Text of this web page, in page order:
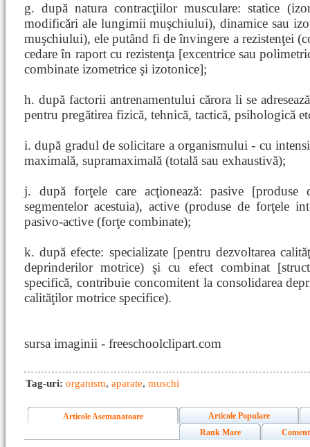
g. după natura contracţiilor musculare: statice
modificări ale lungimii muşchiului), dinamice sau
muşchiului), ele putând fi de învingere a rezistenţei
cedare în raport cu rezistenţa [excentrice sau
combinate izometrice şi izotonice];
h. după factorii antrenamentului cărora li se
pentru pregătirea fizică, tehnică, tactică, psihologică
i. după gradul de solicitare a organismului - cu
maximală, supramaximală (totală sau exhaustivă);
j. după forţele care acţionează: pasive
segmentelor acestuia), active (produse de forţele
pasivo-active (forţe combinate);
k. după efecte: specializate [pentru dezvoltarea
deprinderilor motrice) şi cu efect combinat
specifică, contribuie concomitent la consolidarea
calităţilor motrice specifice).
sursa imaginii - freeschoolclipart.com
Tag-uri: organism, aparate, muschi
Articole Asemanatoare
Articole Populare
Rank Mare